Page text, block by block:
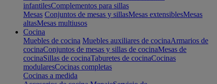
infantilesComplementos para sillas
Mesas Conjuntos de mesas y sillasMesas extensiblesMesas
altasMesas multiusos
Cocina
Muebles de cocina Muebles auxiliares de cocinaArmarios de
cocinaConjuntos de mesas y sillas de cocinaMesas de
cocinaSillas de cocinaTaburetes de cocinaCocinas
modularesCocinas completas
Cocinas a medida